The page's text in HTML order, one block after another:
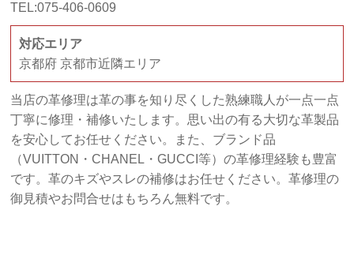
TEL:075-406-0609
対応エリア
京都府 京都市近隣エリア
当店の革修理は革の事を知り尽くした熟練職人が一点一点
丁寧に修理・補修いたします。思い出の有る大切な革製品
を安心してお任せください。また、ブランド品
（VUITTON・CHANEL・GUCCI等）の革修理経験も豊富
です。革のキズやスレの補修はお任せください。革修理の
御見積やお問合せはもちろん無料です。